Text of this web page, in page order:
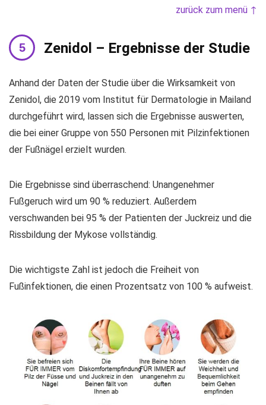
zurück zum menü ↑
Zenidol – Ergebnisse der Studie
Anhand der Daten der Studie über die Wirksamkeit von
Zenidol, die 2019 vom Institut für Dermatologie in Mailand
durchgeführt wird, lassen sich die Ergebnisse auswerten,
die bei einer Gruppe von 550 Personen mit Pilzinfektionen
der Fußnägel erzielt wurden.
Die Ergebnisse sind überraschend: Unangenehmer
Fußgeruch wird um 90 % reduziert. Außerdem
verschwanden bei 95 % der Patienten der Juckreiz und die
Rissbildung der Mykose vollständig.
Die wichtigste Zahl ist jedoch die Freiheit von
Fußinfektionen, die einen Prozentsatz von 100 % aufweist.